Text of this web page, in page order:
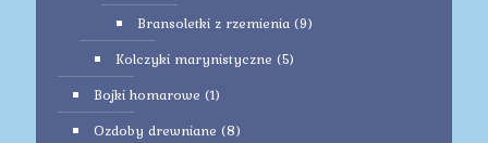
Bransoletki z rzemienia (9)
Kolczyki marynistyczne (5)
Bojki homarowe (1)
Ozdoby drewniane (8)